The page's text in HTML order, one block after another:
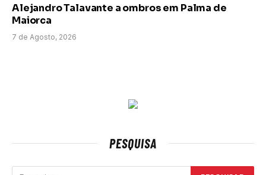
Alejandro Talavante a ombros em Palma de
Maiorca
7 de Agosto, 2026
PESQUISA